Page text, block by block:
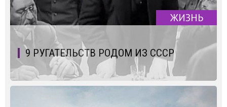
ЖИЗНЬ
9 РУГАТЕЛЬСТВ РОДОМ ИЗ СССР